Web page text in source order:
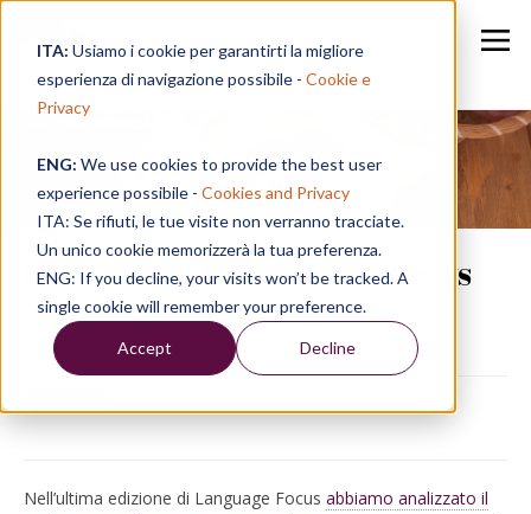
ITA: Usiamo i cookie per garantirti la migliore
esperienza di navigazione possibile - Cookie e
Privacy
ENG: We use cookies to provide the best user
experience possibile - Cookies and Privacy
ITA: Se rifiuti, le tue visite non verranno tracciate.
Un unico cookie memorizzerà la tua preferenza.
ENG: If you decline, your visits won’t be tracked. A
single cookie will remember your preference.
Accept Decline
Speak in a Week
LANGUAGE FOCUS | "Make" vs
"Do"
02/07/19, 15:24
Nell’ultima edizione di Language Focus abbiamo analizzato il